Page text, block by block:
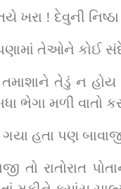
! દેવુની
તેઓને કોઈ
તમાશાને તેડું ન
મળી વાતો
હતા પણ
તો રાતોરાત